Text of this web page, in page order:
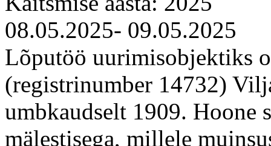
08.05.2025- 09.05.2025
Lõputöö uurimisobjektiks
(registrinumber 14732)
umbkaudselt 1909. Hoone
mälestisega, millele